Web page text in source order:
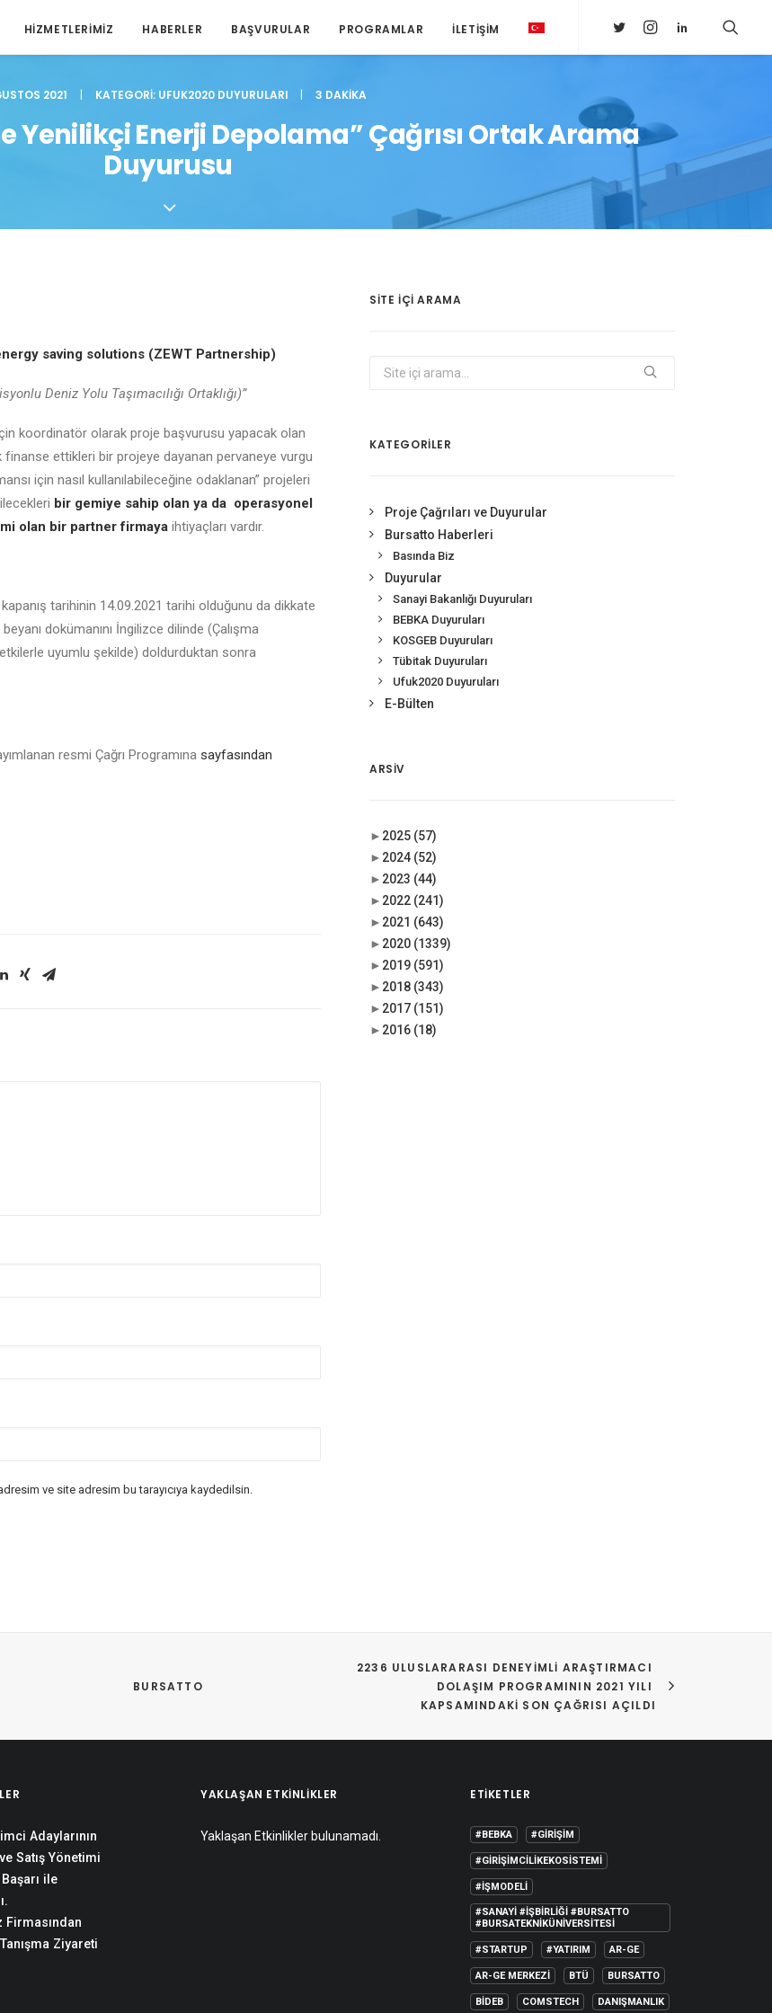
HIZMETLERIMIZ HABERLER BAŞVURULAR PROGRAMLAR İLETIŞIM
2021 | KATEGORI: UFUK2020 DUYURULARI | 3 DAKIKA
Yenilikçi Enerji Depolama” Çağrısı Ortak Arama
Duyurusu
saving solutions (ZEWT Partnership)
Deniz Yolu Taşımacılığı Ortaklığı)”
koordinatör olarak proje başvurusu yapacak olan
finanse ettikleri bir projeye dayanan pervaneye vurgu
için nasıl kullanılabileceğine odaklanan” projeleri
bir gemiye sahip olan ya da operasyonel
olan bir partner firmaya ihtiyaçları vardır.
tarihinin 14.09.2021 tarihi olduğunu da dikkate
dokümanını İngilizce dilinde (Çalışma
etkilerle uyumlu şekilde) doldurduktan sonra
resmi Çağrı Programına sayfasından
ve site adresim bu tarayıcıya kaydedilsin.
SITE IÇI ARAMA
KATEGORİLER
Proje Çağrıları ve Duyurular
Bursatto Haberleri
Basında Biz
Duyurular
Sanayi Bakanlığı Duyuruları
BEBKA Duyuruları
KOSGEB Duyuruları
Tübitak Duyuruları
Ufuk2020 Duyuruları
E-Bülten
ARSIV
► 2025 (57)
► 2024 (52)
► 2023 (44)
► 2022 (241)
► 2021 (643)
► 2020 (1339)
► 2019 (591)
► 2018 (343)
► 2017 (151)
► 2016 (18)
BURSATTO
2236 ULUSLARARASI DENEYIMLI ARAŞTIRMACI
DOLAŞIM PROGRAMININ 2021 YILI
KAPSAMINDAKI SON ÇAĞRISI AÇILDI
Adaylarının
Satış Yönetimi
ile
Firmasından
Ziyareti
YAKLAŞAN ETKINLIKLER
Yaklaşan Etkinlikler bulunamadı.
ETIKETLER
#BEBKA #GIRIŞIM
#GIRIŞIMCILIKEKOSISTEMI
#IŞMODELI
#SANAYI #IŞBIRLIĞI #BURSATTO
#BURSATEKNIKÜNIVERSITESI
#STARTUP #YATIRIM AR-GE
AR-GE MERKEZI BTÜ BURSATTO
BİDEB COMSTECH DANIŞMANLIK